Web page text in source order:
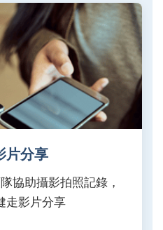
片分享
協助攝影拍照記錄，
走影片分享